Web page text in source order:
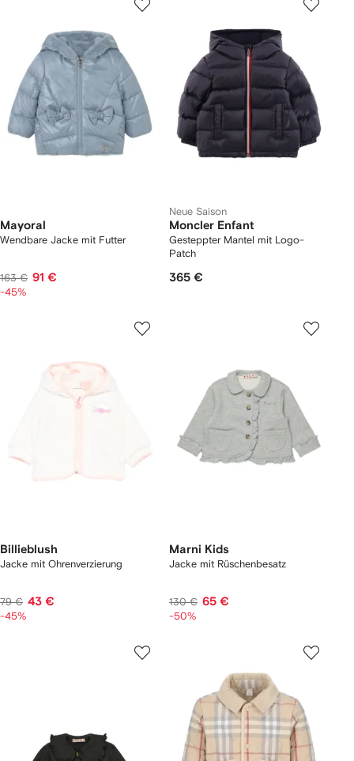
Mayoral
Wendbare Jacke mit Futter
163 € 91 €
-45%
Neue Saison
Moncler Enfant
Gesteppter Mantel mit Logo-
Patch
365 €
Billieblush
Jacke mit Ohrenverzierung
79 € 43 €
-45%
Marni Kids
Jacke mit Rüschenbesatz
130 € 65 €
-50%